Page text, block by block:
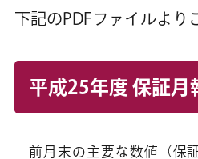
下記のPDFファイルより
平成25年度 保証月
前月末の主要な数値（保